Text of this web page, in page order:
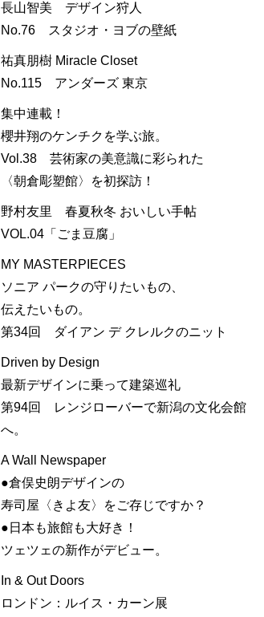
長山智美 デザイン狩人
No.76 スタジオ・ヨブの壁紙
祐真朋樹 Miracle Closet
No.115 アンダーズ 東京
集中連載！
櫻井翔のケンチクを学ぶ旅。
Vol.38 芸術家の美意識に彩られた
〈朝倉彫塑館〉を初探訪！
野村友里 春夏秋冬 おいしい手帖
VOL.04「ごま豆腐」
MY MASTERPIECES
ソニア パークの守りたいもの、
伝えたいもの。
第34回 ダイアン デ クレルクのニット
Driven by Design
最新デザインに乗って建築巡礼
第94回 レンジローバーで新潟の文化会館
へ。
A Wall Newspaper
●倉俣史朗デザインの
寿司屋〈きよ友〉をご存じですか？
●日本も旅館も大好き！
ツェツェの新作がデビュー。
In & Out Doors
ロンドン：ルイス・カーン展